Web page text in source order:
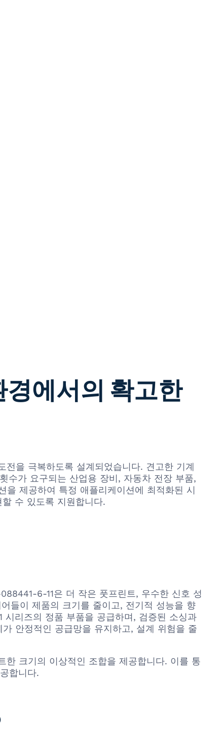
에서의 확고한
을 극복하도록 설계되었습니다. 견고한 기계
수가 요구되는 산업용 장비, 자동차 전장 부품,
을 제공하여 특정 애플리케이션에 최적화된 시
수 있도록 지원합니다.
6-11은 더 작은 풋프린트, 우수한 신호 성
들이 제품의 크기를 줄이고, 전기적 성능을 향
리즈의 정품 부품을 공급하며, 검증된 소싱과
안정적인 공급망을 유지하고, 설계 위험을 줄
크기의 이상적인 조합을 제공합니다. 이를 통
합니다.